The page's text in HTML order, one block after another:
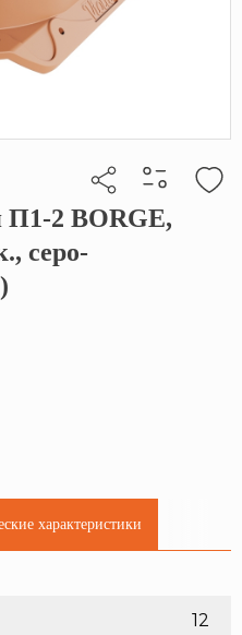
ссылку
П1-2 BORGE,
серо-
характеристики
12